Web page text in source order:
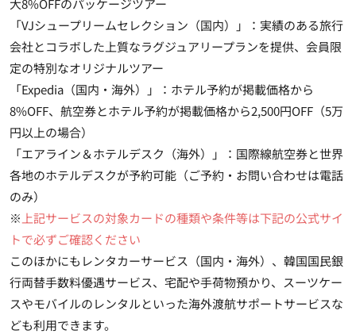
大8%OFFのパッケージツアー
「VJシュープリームセレクション（国内）」：実績のある旅行
会社とコラボした上質なラグジュアリープランを提供、会員限
定の特別なオリジナルツアー
「Expedia（国内・海外）」：ホテル予約が掲載価格から
8%OFF、航空券とホテル予約が掲載価格から2,500円OFF（5万
円以上の場合）
「エアライン＆ホテルデスク（海外）」：国際線航空券と世界
各地のホテルデスクが予約可能（ご予約・お問い合わせは電話
のみ）
※ 上記サービスの対象カードの種類や条件等は下記の公式サイ
トで必ずご確認ください
このほかにもレンタカーサービス（国内・海外）、韓国国民銀
行両替手数料優遇サービス、宅配や手荷物預かり、スーツケー
スやモバイルのレンタルといった海外渡航サポートサービスな
ども利用できます。